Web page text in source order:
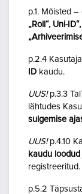
p.1. Mõisted
„Roll“, Uni-
p.2.4
ID kaudu.
UUS!p.3.3
lähtudes
sulgemise
UUS!p.4.10
kaudu
registreeritud.
p.5.2